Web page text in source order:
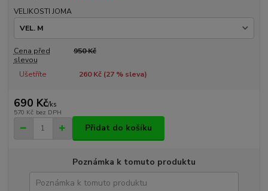
VELIKOSTI JOMA
Cena před
slevou
950 Kč
Ušetříte 260 Kč (27% sleva)
690 Kč/ks
570 Kč bez DPH
Přidat do košíku
Poznámka k tomuto produktu